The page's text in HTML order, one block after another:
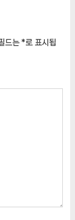
드는 *로 표시됩